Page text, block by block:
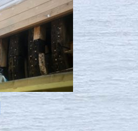
Partager